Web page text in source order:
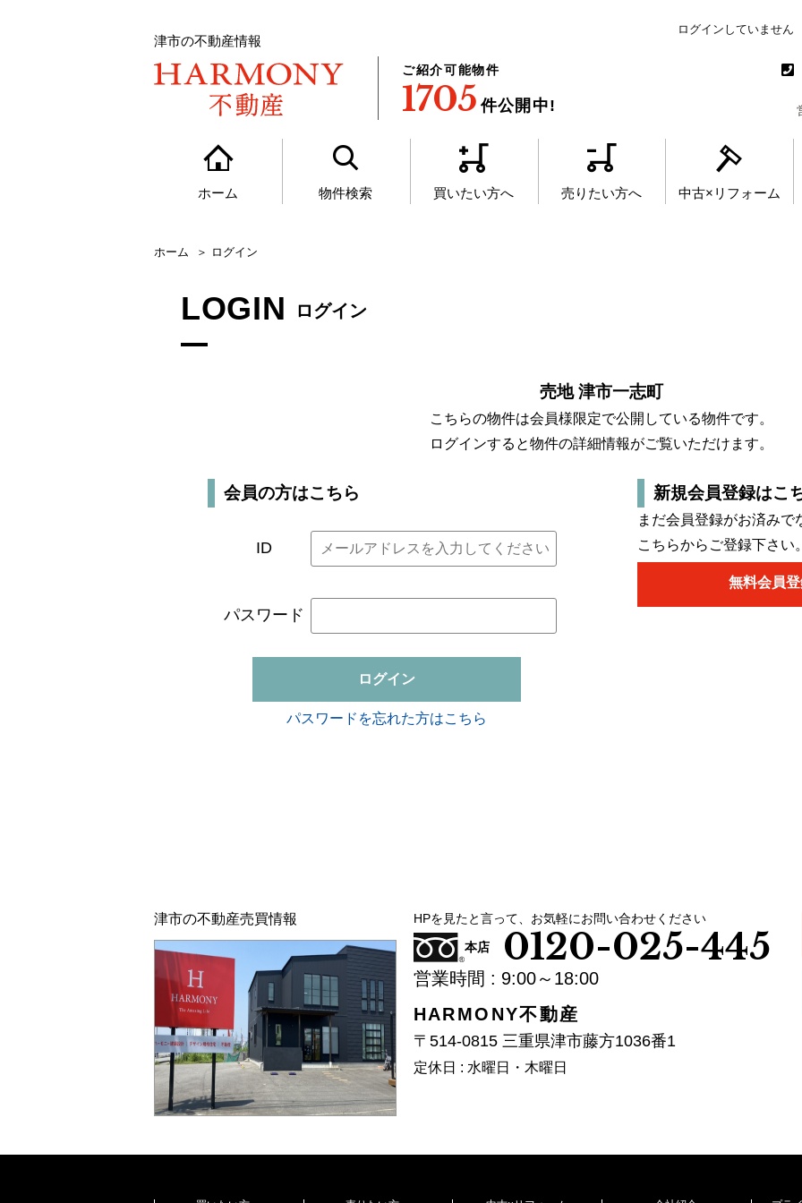
津市の不動産情報
ご紹介可能物件
1705 件公開中!
ログインしていません
ホーム 物件検索 買いたい方へ 売りたい方へ 中古×リフォーム
ホーム ログイン
LOGIN ログイン
売地 津市一志町
こちらの物件は会員様限定で公開している物件です。
ログインすると物件の詳細情報がご覧いただけます。
会員の方はこちら
ID
パスワード
ログイン
パスワードを忘れた方はこちら
新規会員登録はこ
まだ会員登録がお済みで
こちらからご登録下さい。
無料会員
津市の不動産売買情報 HPを見たと言って、お気軽にお問い合わせください
本店 0120-025-445
営業時間 : 9:00～18:00
HARMONY不動産
〒514-0815 三重県津市藤方1036番1
定休日 : 水曜日・木曜日